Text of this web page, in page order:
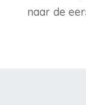
naar de